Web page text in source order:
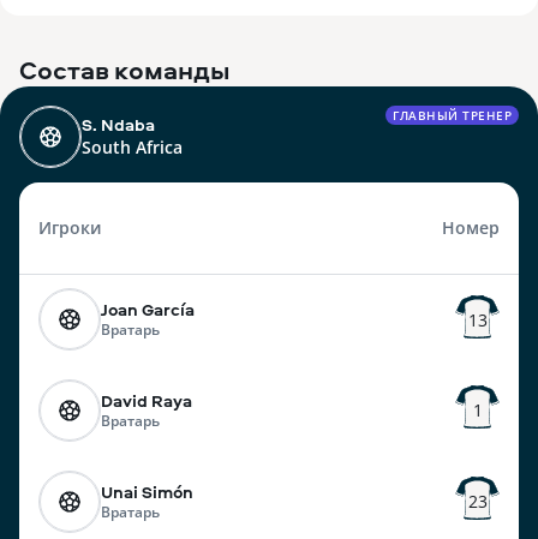
Состав команды
S. Ndaba
South Africa
ГЛАВНЫЙ ТРЕНЕР
Игроки Номер
Joan García
Вратарь 13
David Raya
Вратарь 1
Unai Simón
Вратарь 23